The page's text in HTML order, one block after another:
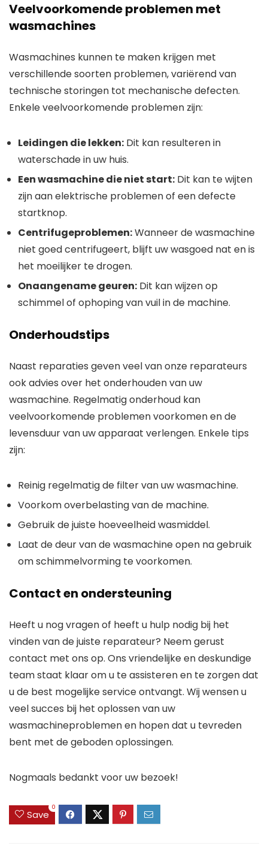
Veelvoorkomende problemen met
wasmachines
Wasmachines kunnen te maken krijgen met
verschillende soorten problemen, variërend van
technische storingen tot mechanische defecten.
Enkele veelvoorkomende problemen zijn:
Leidingen die lekken: Dit kan resulteren in
waterschade in uw huis.
Een wasmachine die niet start: Dit kan te wijten
zijn aan elektrische problemen of een defecte
startknop.
Centrifugeproblemen:Wanneer de wasmachine
niet goed centrifugeert, blijft uw wasgoed nat en is
het moeilijker te drogen.
Onaangename geuren: Dit kan wijzen op
schimmel of ophoping van vuil in de machine.
Onderhoudstips
Naast reparaties geven veel van onze reparateurs
ook advies over het onderhouden van uw
wasmachine. Regelmatig onderhoud kan
veelvoorkomende problemen voorkomen en de
levensduur van uw apparaat verlengen. Enkele tips
zijn:
Reinig regelmatig de filter van uw wasmachine.
Voorkom overbelasting van de machine.
Gebruik de juiste hoeveelheid wasmiddel.
Laat de deur van de wasmachine open na gebruik
om schimmelvorming te voorkomen.
Contact en ondersteuning
Heeft u nog vragen of heeft u hulp nodig bij het
vinden van de juiste reparateur? Neem gerust
contact met ons op. Ons vriendelijke en deskundige
team staat klaar om u te assisteren en te zorgen dat
u de best mogelijke service ontvangt. Wij wensen u
veel succes bij het oplossen van uw
wasmachineproblemen en hopen dat u tevreden
bent met de geboden oplossingen.
Nogmaals bedankt voor uw bezoek!
Save
0